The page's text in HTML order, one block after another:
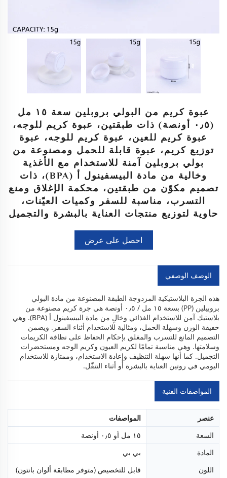
عبوة كريم من البولي بروبلين سعة ١٥ مل
(٠٫٥ أونصة) ذات طبقتين، عبوة كريم للوجه،
عبوة كريم للعين، عبوة كريم للوجه، عبوة
توزيع كريم، عبوة قابلة للحمل ومصنوعة من
بولي بروبلين آمنة للاستخدام مع الأغذية
وخالية من مادة البيسفينول أ (BPA)، ذات
تصميم مكوّن من طبقتين، محكمة الإغلاق ومنع
التسرب، مناسبة للسفر وكميات العيّنات،
حاوية لتوزيع منتجات العناية بالبشرة والتجميل
احصل على عرض
الوصف الوصفي
هذه الجرة البلاستيكية المزدوجة الطبقة المصنوعة من مادة البولي
بروبيلين (PP) بسعة ١٥ مل / ٠٫٥ أونصة هي جرة كريم مصنوعة من
بلاستيك آمن للاستخدام الغذائي وخالٍ من مادة البيسفينول أ (BPA). وهي
خفيفة الوزن وسهلة الحمل، ومثالية للاستخدام أثناء السفر. ويضمن
التصميم المانع للتسرب والمغلق بإحكام الحفاظ على نظافة الكريمات
وسلامتها. وهي مناسبة تمامًا لكريم العيون وكريم الوجه ومستحضرات
التجميل. كما أنها سهلة التنظيف وإعادة الاستخدام، وممتازة للاستخدام
اليومي في روتين العناية بالبشرة أو أثناء التنقّل.
المواصفات الفنية
عنصر
المواصفات
السعة
١٥ مل أو ٠٫٥ أونصة
المادة
بي بي
اللون
قابل للتخصيص (متوفر مطابقة ألوان بانتون)